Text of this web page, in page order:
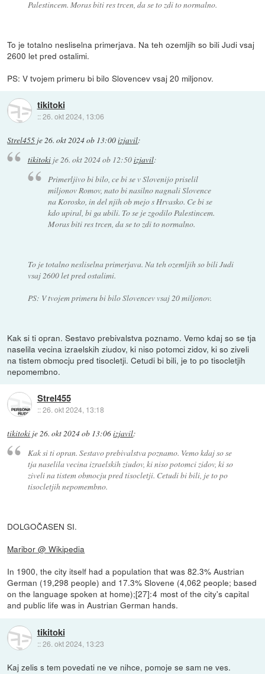
Palestincem. Moras biti res trcen, da se to zdi to normalno.
To je totalno nesliselna primerjava. Na teh ozemljih so bili Judi vsaj
2600 let pred ostalimi.
PS: V tvojem primeru bi bilo Slovencev vsaj 20 miljonov.
tikitoki
::26. okt 2024, 13:06
Strel455 je26. okt 2024 ob 13:00izjavil:
tikitokije26. okt 2024 ob 12:50izjavil:
Primerljivo bi bilo, ce bi se v Slovenijo priselil
miljonov Romov, nato bi nasilno nagnali Slovence
na Korosko, in del njih ob mejo s Hrvasko. Ce bi se
kdo upiral, bi ga ubili. To se je zgodilo Palestincem.
Moras biti res trcen, da se to zdi to normalno.
To je totalno nesliselna primerjava. Na teh ozemljih so bili Judi
vsaj 2600 let pred ostalimi.
PS: V tvojem primeru bi bilo Slovencev vsaj 20 miljonov.
Kak si ti opran. Sestavo prebivalstva poznamo. Vemo kdaj so se tja
naselila vecina izraelskih ziudov, ki niso potomci zidov, ki so ziveli
na tistem obmocju pred tisocletji. Cetudi bi bili, je to po tisocletjih
nepomembno.
Strel455
::26. okt 2024, 13:18
tikitoki je26. okt 2024 ob 13:06izjavil:
Kak si ti opran. Sestavo prebivalstva poznamo. Vemo kdaj so se
tja naselila vecina izraelskih ziudov, ki niso potomci zidov, ki so
ziveli na tistem obmocju pred tisocletji. Cetudi bi bili, je to po
tisocletjih nepomembno.
DOLGOČASEN SI.
Maribor @ Wikipedia
In 1900, the city itself had a population that was 82.3% Austrian
German (19,298 people) and 17.3% Slovene (4,062 people; based
on the language spoken at home);[27]: 4 most of the city's capital
and public life was in Austrian German hands.
tikitoki
::26. okt 2024, 13:23
Kaj zelis s tem povedati ne ve nihce, pomoje se sam ne ves.